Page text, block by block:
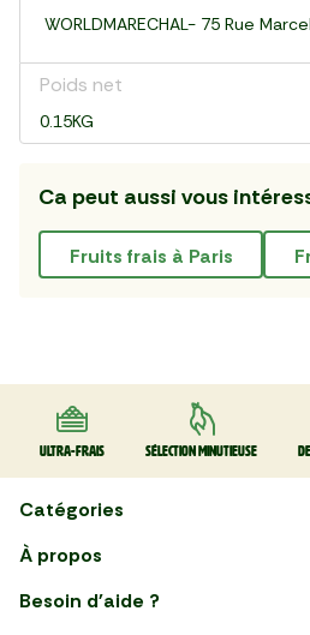
WORLDMARECHAL- 75 Rue
Poids net
0.15KG
Ca peut aussi vous
Fruits frais à Paris
Ultra-frais Sélection minutieuse
Catégories
Faire ses courses en ligne
À propos
Besoin d'aide ?